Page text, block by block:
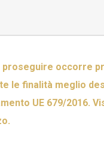
proseguire occorre
le finalità meglio
UE 679/2016.